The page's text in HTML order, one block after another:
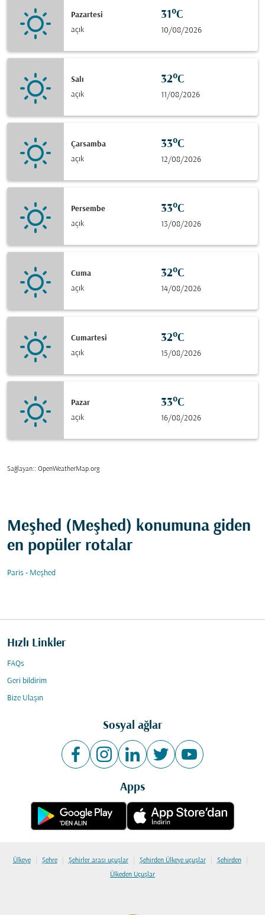
Pazartesi
açık
31°C
10/08/2026
Salı
açık
32°C
11/08/2026
Çarsamba
açık
33°C
12/08/2026
Persembe
açık
33°C
13/08/2026
Cuma
açık
32°C
14/08/2026
Cumartesi
açık
32°C
15/08/2026
Pazar
açık
33°C
16/08/2026
Sağlayan:: OpenWeatherMap.org
Meşhed (Meşhed) konumuna giden
en popüler rotalar
Paris - Meşhed
Hızlı Linkler
FAQs
Geri bildirim
Bize Ulaşın
Sosyal ağlar
Apps
Ülkeye | Şehre | Şehirler arası uçuşlar | Şehirden Ülkeye uçuşlar | Şehirden |
Ülkeden Uçuşlar